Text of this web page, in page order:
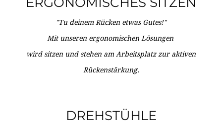
"Tu deinem Rücken etwas Gutes!"
Mit unseren ergonomischen Lösungen
wird sitzen und stehen am Arbeitsplatz zur aktiven
Rückenstärkung.
DREHSTÜHLE